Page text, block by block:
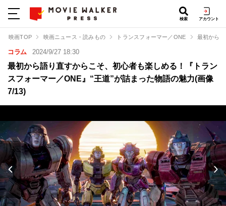
検索 アカウント
映画TOP 映画ニュース・読みもの トランスフォーマー／ONE 最初から
コラム 2024/9/27 18:30
最初から語り直すからこそ、初心者も楽しめる！『トラン
スフォーマー／ONE』“王道”が詰まった物語の魅力(画像
7/13)